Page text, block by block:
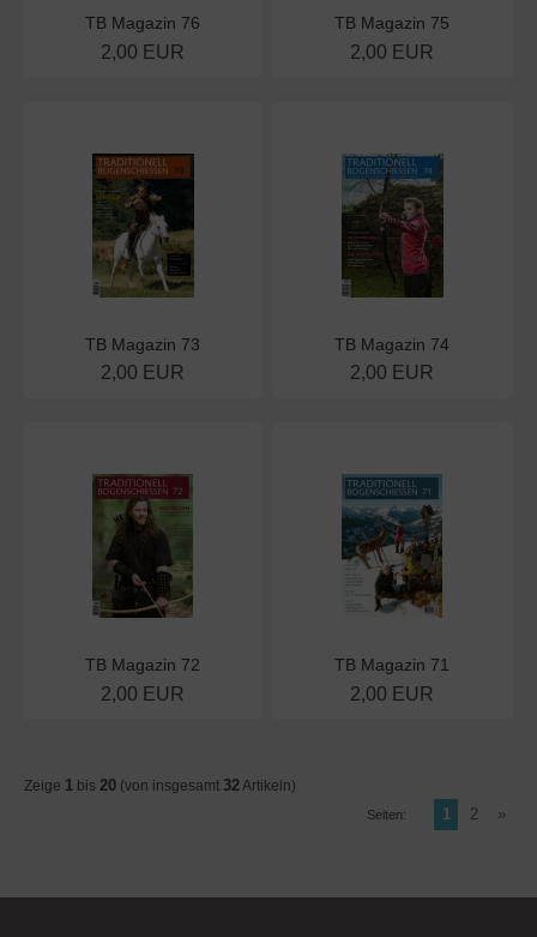
TB Magazin 76
2,00 EUR
TB Magazin 75
2,00 EUR
TB Magazin 73
2,00 EUR
TB Magazin 74
2,00 EUR
TB Magazin 72
2,00 EUR
TB Magazin 71
2,00 EUR
Zeige 1 bis 20 (von insgesamt 32 Artikeln)
Seiten: 1 2 »